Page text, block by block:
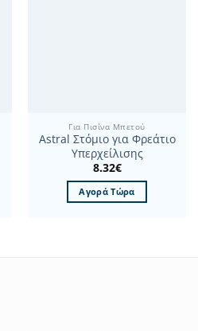
Για Πισίνα Μπετού
Astral Στόμιο για Φρεάτιο
Υπερχείλισης
8.32€
Αγορά Τώρα